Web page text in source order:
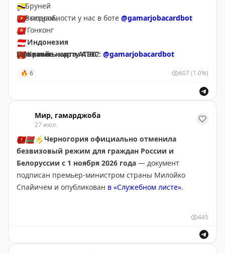
Все подробности у нас в боте @gamarjobacardbot
Что такое карта АТЭС?
Карта для деловых поездок АТЭС — это визовый
являющимся гражданами стран-участниц АТЭС. Её
владельцу не нужно оформлять визу при посещении
других стран-участниц АТЭС (не важно сколько раз вы
въезжаете в страну). Карта выдаётся сроком на 5 лет.
🇧🇳Бруней
🇻🇳Вьетнам
🇭🇰Гонконг
🇮🇩 Индонезия
🇨🇳Китай
🇲🇽Мексика
🇵🇬 Папуа — Новая Гвинея
Перу
Сингапур
🇹🇭Таиланд
🇹🇼 Тайвань
🇵🇭Филиппины
🇲🇪 Черногория(с 1 ноября 2026)
🇨🇱Чили
Оформить карту АТЭС: @gamarjobacardbot
🔥 6 607(1.0%)
Мир, гамарджоба
27 июл.
🇲🇪🇧🇾⚡️ Черногория официально отменила
безвизовый режим для граждан России и
Белоруссии с 1 ноября 2026 года — документ
подписан премьер-министром страны Милойко
Спайичем и опубликован в «Служебном листе».
собой право устанавливать отдельные исключения
характера, отмечает канал«Черногория - новости».
445